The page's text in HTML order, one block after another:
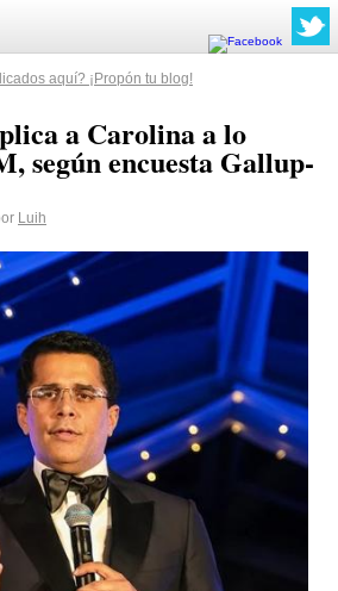
aquí? ¡Propón tu blog!
a Carolina a lo
según encuesta Gallup-
Luih